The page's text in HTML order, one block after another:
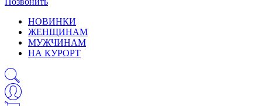
НОВИНКИ
ЖЕНЩИНАМ
МУЖЧИНАМ
НА КУРОРТ